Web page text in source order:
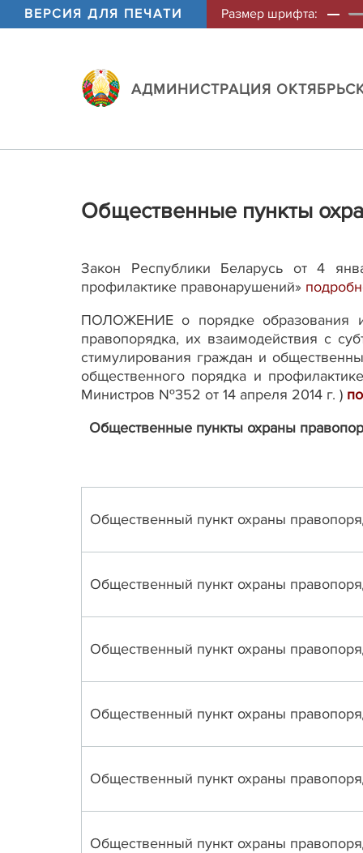
ВЕРСИЯ ДЛЯ ПЕЧАТИ Размер шрифта:
АДМИНИСТРАЦИЯ
Общественные пункты
Закон Республики Беларусь от 4
профилактике правонарушений»
ПОЛОЖЕНИЕ о порядке образования и
правопорядка, их взаимодействия с
стимулирования граждан и
общественного порядка и
Министров №352 от 14 апреля 2014 г. )
Общественные пункты охраны
Общественный пункт охраны
Общественный пункт охраны
Общественный пункт охраны
Общественный пункт охраны
Общественный пункт охраны
Общественный пункт охраны